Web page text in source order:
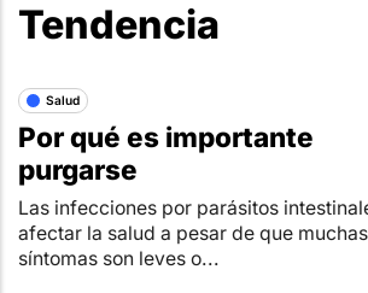
Tendencia
Salud
Por qué es importante
purgarse
Las infecciones por parásitos
afectar la salud a pesar de que
síntomas son leves o...